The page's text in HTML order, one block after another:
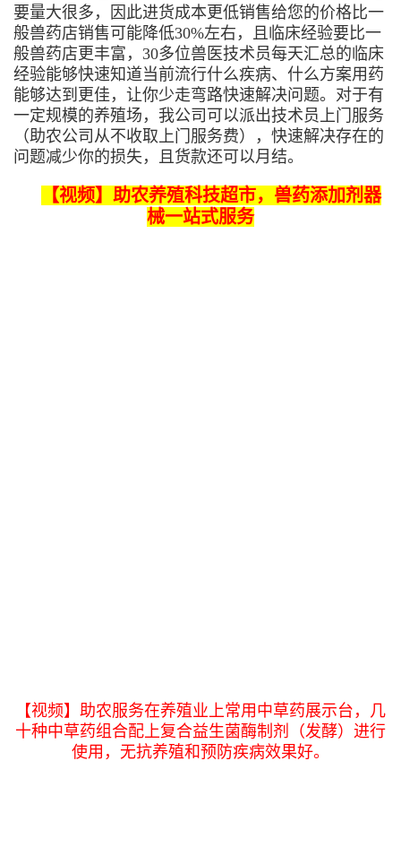
要量大很多，因此进货成本更低销售给您的价格比一
般兽药店销售可能降低30%左右，且临床经验要比一
般兽药店更丰富，30多位兽医技术员每天汇总的临床
经验能够快速知道当前流行什么疾病、什么方案用药
能够达到更佳，让你少走弯路快速解决问题。对于有
一定规模的养殖场，我公司可以派出技术员上门服务
（助农公司从不收取上门服务费），快速解决存在的
问题减少你的损失，且货款还可以月结。
【视频】助农养殖科技超市，兽药添加剂器
械一站式服务
【视频】助农服务在养殖业上常用中草药展示台，几
十种中草药组合配上复合益生菌酶制剂（发酵）进行
使用，无抗养殖和预防疾病效果好。